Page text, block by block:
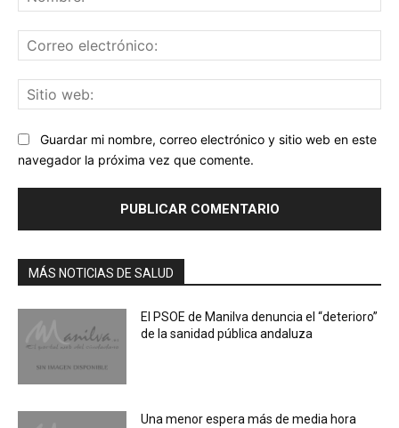
Guardar mi nombre, correo electrónico y sitio web en este
navegador la próxima vez que comente.
MÁS NOTICIAS DE SALUD
El PSOE de Manilva denuncia el “deterioro”
de la sanidad pública andaluza
Una menor espera más de media hora